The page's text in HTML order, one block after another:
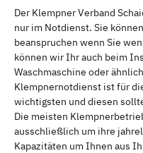
Der Klempner Verband
nur im Notdienst. Sie
beanspruchen wenn Sie
können wir Ihr auch beim
Waschmaschine oder
Klempnernotdienst ist für
wichtigsten und diesen
Die meisten
ausschließlich um ihre
Kapazitäten um Ihnen aus